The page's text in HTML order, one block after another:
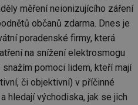
měření neionizujícího záření
občanů zdarma. Dnes je
poradenské firmy, která
na snížení elektrosmogu
pomoci lidem, kteří mají
či objektivní) v příčinné
hledají východiska, jak se jich